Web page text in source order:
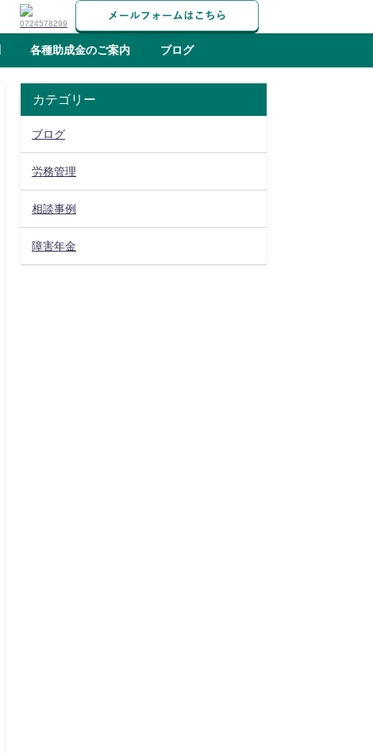
各種助成金のご案内 ブログ
カテゴリー
ブログ
労務管理
相談事例
障害年金